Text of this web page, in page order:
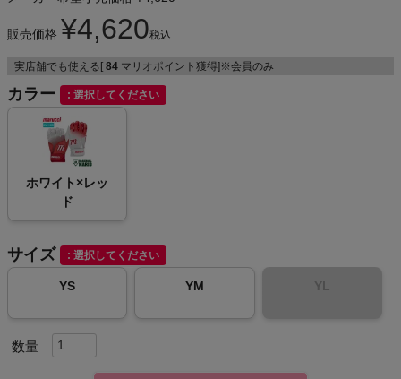
レディーススポーツウェア
ヨガ
キャンプ・フェス
旅行
販売価格 ¥4,620税込
実店舗でも使える[ 84 マリオポイント獲得]※会員のみ
カラー 選択してください
ホワイト×レッ
ド
サイズ 選択してください
YS YM YL